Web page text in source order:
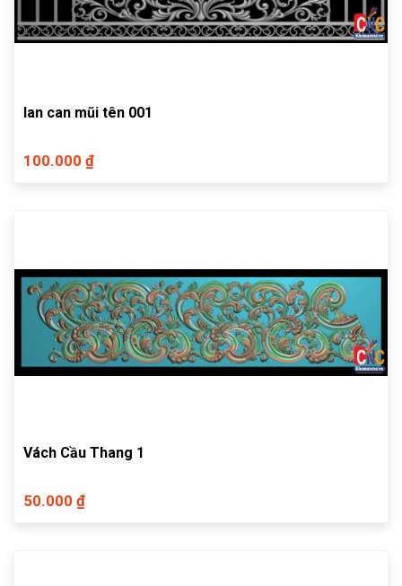
lan can mũi tên 001
100.000 ₫
Vách Cầu Thang 1
50.000 ₫